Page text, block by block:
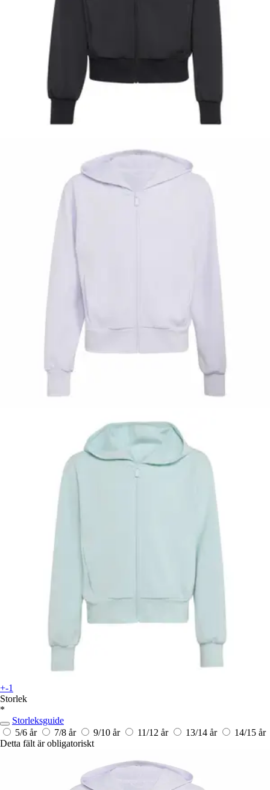
+-1
Storlek
*
Storleksguide
5/6 år
7/8 år 9/10 år 11/12 år 13/14 år
14/15 år
Detta fält är obligatoriskt